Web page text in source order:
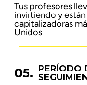
Tus profesores
invirtiendo y
capitalizadoras
Unidos.
05. PERÍODO